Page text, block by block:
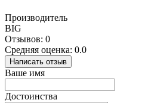
Производитель
BIG
Отзывов: 0
Средняя оценка: 0.0
Написать отзыв
Ваше имя
Достоинства